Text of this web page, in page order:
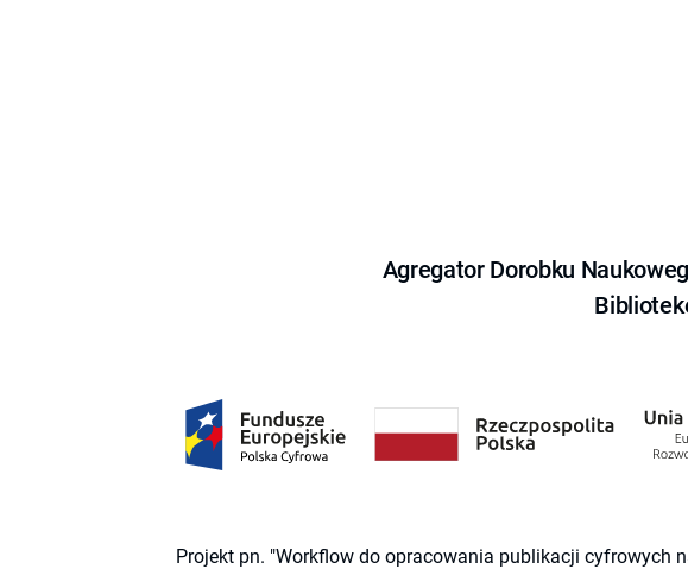
Agregator Dorobku
Projekt pn. "Workflow do opracowania publikacji cyfrowych